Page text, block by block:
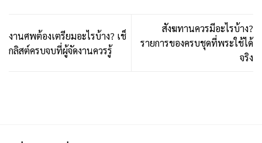
งานศพต้องเตรียมอะไรบ้าง? เช็
กลิสต์ครบจบที่ผู้จัดงานควรรู้
สังฆทานควรมีอะไรบ้าง?
รายการของครบชุดที่พระใช้ได้
จริง